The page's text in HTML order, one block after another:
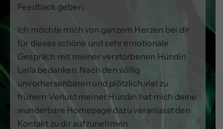
Feedback geben.
Ich möchte mich von ganzem Herzen bei dir
für dieses schöne und sehr emotionale
Gespräch mit meiner verstorbenen Hündin
Laila bedanken. Nach den völlig
unvorhersehbaren und plötzlich viel zu
frühem Verlust meiner Hündin hat mich deine
wunderbare Homepage dazu veranlasst den
Kontakt zu dir aufzunehmen.